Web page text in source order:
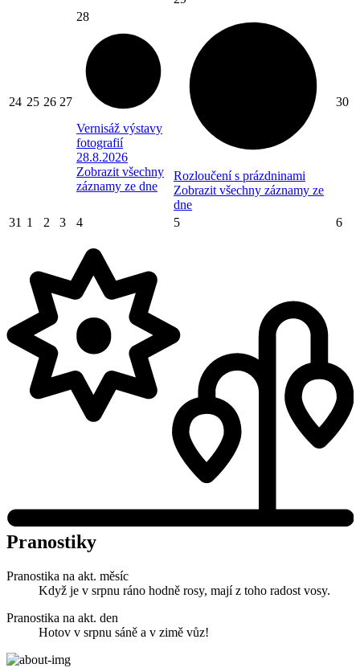
24 25 26 27
28
Vernisáž výstavy
fotografií
28.8.2026
Zobrazit všechny
záznamy ze dne
Rozloučení s prázdninami
Zobrazit všechny záznamy ze
dne
30
31 1 2 3 4 5 6
Pranostiky
Pranostika na akt. měsíc
Když je v srpnu ráno hodně rosy, mají z toho radost vosy.
Pranostika na akt. den
Hotov v srpnu sáně a v zimě vůz!